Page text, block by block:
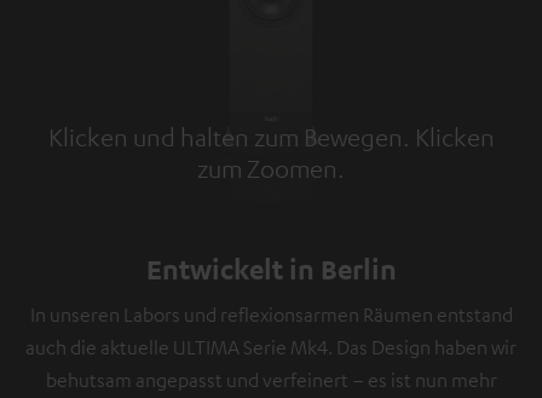
Klicken und halten zum Bewegen. Klicken
zum Zoomen.
Tap to zoom
Entwickelt in Berlin
In unseren Labors und reflexionsarmen Räumen entstand
auch die aktuelle ULTIMA Serie Mk4. Das Design haben wir
behutsam angepasst und verfeinert – es ist nun mehr